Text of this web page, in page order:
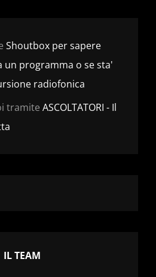
Shoutbox per sapere
un programma o se sta'
radiofonica
tramite ASCOLTATORI - Il
IL TEAM